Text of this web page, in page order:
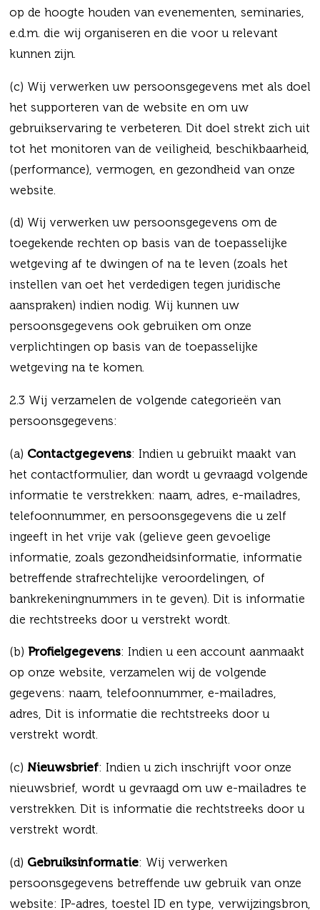
op de hoogte houden van evenementen, seminaries,
e.d.m. die wij organiseren en die voor u relevant
kunnen zijn.
(c) Wij verwerken uw persoonsgegevens met als doel
het supporteren van de website en om uw
gebruikservaring te verbeteren. Dit doel strekt zich uit
tot het monitoren van de veiligheid, beschikbaarheid,
(performance), vermogen, en gezondheid van onze
website.
(d) Wij verwerken uw persoonsgegevens om de
toegekende rechten op basis van de toepasselijke
wetgeving af te dwingen of na te leven (zoals het
instellen van oet het verdedigen tegen juridische
aanspraken) indien nodig. Wij kunnen uw
persoonsgegevens ook gebruiken om onze
verplichtingen op basis van de toepasselijke
wetgeving na te komen.
2.3 Wij verzamelen de volgende categorieën van
persoonsgegevens:
(a) Contactgegevens: Indien u gebruikt maakt van
het contactformulier, dan wordt u gevraagd volgende
informatie te verstrekken: naam, adres, e-mailadres,
telefoonnummer, en persoonsgegevens die u zelf
ingeeft in het vrije vak (gelieve geen gevoelige
informatie, zoals gezondheidsinformatie, informatie
betreffende strafrechtelijke veroordelingen, of
bankrekeningnummers in te geven). Dit is informatie
die rechtstreeks door u verstrekt wordt.
(b) Profielgegevens: Indien u een account aanmaakt
op onze website, verzamelen wij de volgende
gegevens: naam, telefoonnummer, e-mailadres,
adres, Dit is informatie die rechtstreeks door u
verstrekt wordt.
(c) Nieuwsbrief: Indien u zich inschrijft voor onze
nieuwsbrief, wordt u gevraagd om uw e-mailadres te
verstrekken. Dit is informatie die rechtstreeks door u
verstrekt wordt.
(d) Gebruiksinformatie: Wij verwerken
persoonsgegevens betreffende uw gebruik van onze
website: IP-adres, toestel ID en type, verwijzingsbron,